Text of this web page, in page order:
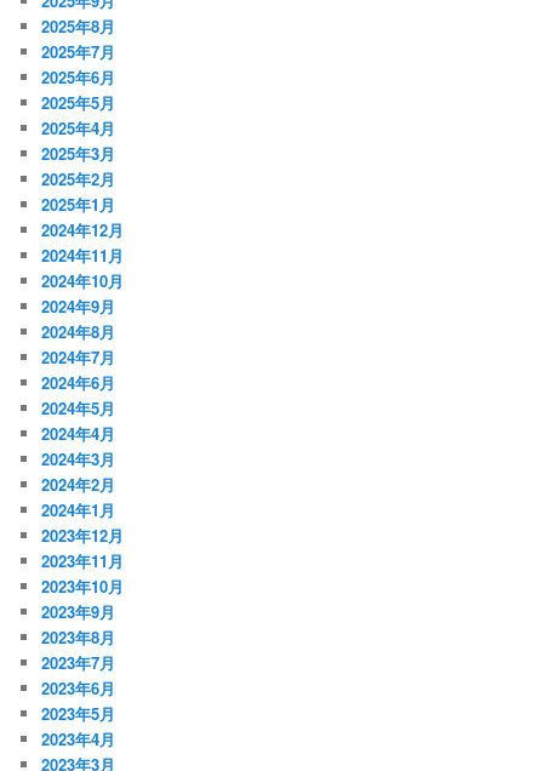
2025年8月
2025年7月
2025年6月
2025年5月
2025年4月
2025年3月
2025年2月
2025年1月
2024年12月
2024年11月
2024年10月
2024年9月
2024年8月
2024年7月
2024年6月
2024年5月
2024年4月
2024年3月
2024年2月
2024年1月
2023年12月
2023年11月
2023年10月
2023年9月
2023年8月
2023年7月
2023年6月
2023年5月
2023年4月
2023年3月